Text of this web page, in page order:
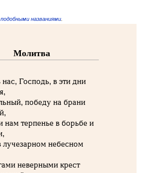
названиями.
Молитва
нас, Господь, в эти дни
победу на брани
терпенье в борьбе и
лучезарном небесном
неверными крест